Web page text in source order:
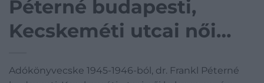
Péterné budapesti,
Kecskeméti utcai női
Adókönyvecske 1945-1946-ból, dr. Frankl Péterné